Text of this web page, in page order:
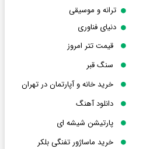
ترانه و موسیقی
دنیای فناوری
قیمت تتر امروز
سنگ قبر
خرید خانه و آپارتمان در تهران
دانلود آهنگ
پارتیشن شیشه ای
خرید ماساژور تفنگی بلکر